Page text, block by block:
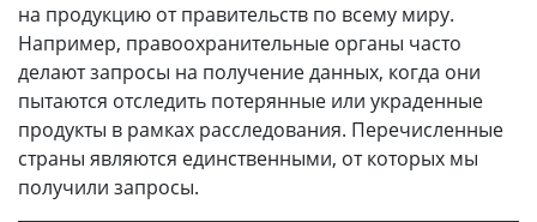
на продукцию от правительств по всему миру.
Например, правоохранительные органы часто
делают запросы на получение данных, когда они
пытаются отследить потерянные или украденные
продукты в рамках расследования. Перечисленные
страны являются единственными, от которых мы
получили запросы.